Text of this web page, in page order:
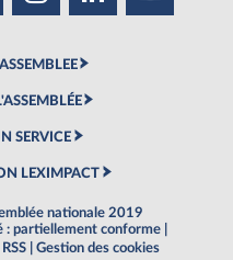
SERVICE
LEXIMPACT
nationale 2019
: partiellement conforme
Gestion des cookies